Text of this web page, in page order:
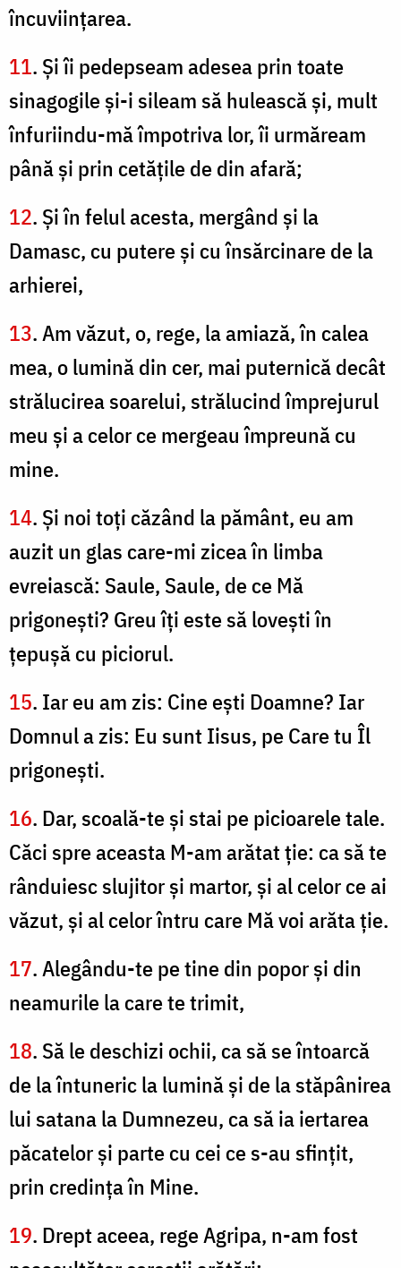
încuviinţarea.
11. Şi îi pedepseam adesea prin toate
sinagogile şi-i sileam să hulească şi, mult
înfuriindu-mă împotriva lor, îi urmăream
până şi prin cetăţile de din afară;
12. Şi în felul acesta, mergând şi la
Damasc, cu putere şi cu însărcinare de la
arhierei,
13. Am văzut, o, rege, la amiază, în calea
mea, o lumină din cer, mai puternică decât
strălucirea soarelui, strălucind împrejurul
meu şi a celor ce mergeau împreună cu
mine.
14. Şi noi toţi căzând la pământ, eu am
auzit un glas care-mi zicea în limba
evreiască: Saule, Saule, de ce Mă
prigoneşti? Greu îţi este să loveşti în
ţepuşă cu piciorul.
15. Iar eu am zis: Cine eşti Doamne? Iar
Domnul a zis: Eu sunt Iisus, pe Care tu Îl
prigoneşti.
16. Dar, scoală-te şi stai pe picioarele tale.
Căci spre aceasta M-am arătat ţie: ca să te
rânduiesc slujitor şi martor, şi al celor ce ai
văzut, şi al celor întru care Mă voi arăta ţie.
17. Alegându-te pe tine din popor şi din
neamurile la care te trimit,
18. Să le deschizi ochii, ca să se întoarcă
de la întuneric la lumină şi de la stăpânirea
lui satana la Dumnezeu, ca să ia iertarea
păcatelor şi parte cu cei ce s-au sfinţit,
prin credinţa în Mine.
19. Drept aceea, rege Agripa, n-am fost